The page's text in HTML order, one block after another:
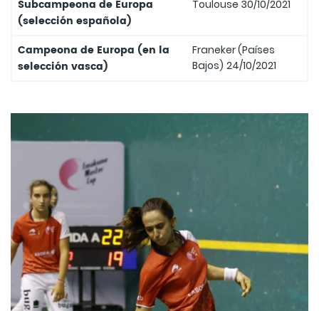
Subcampeona de Europa
(selección española)
Toulouse 30/10/2021
Campeona de Europa (en la
selección vasca)
Franeker (Países
Bajos) 24/10/2021